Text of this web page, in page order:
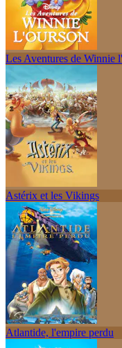
Les Aventures de Winnie
Astérix et les Vikings
Atlantide, l'empire perdu